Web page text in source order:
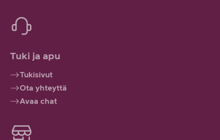
Tuki ja apu
Tukisivut
Ota yhteyttä
Avaa chat